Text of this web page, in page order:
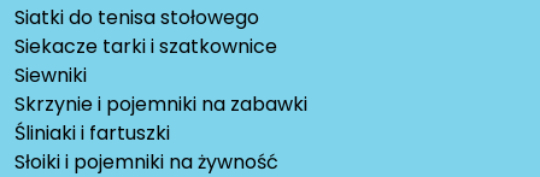
Siatki do tenisa stołowego
Siekacze tarki i szatkownice
Siewniki
Skrzynie i pojemniki na zabawki
Śliniaki i fartuszki
Słoiki i pojemniki na żywność